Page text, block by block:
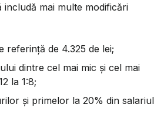
mai multe modificări
referință de 4.325 de lei;
dintre cel mai mic și cel mai
la 1:8;
și primelor la 20% din salariul